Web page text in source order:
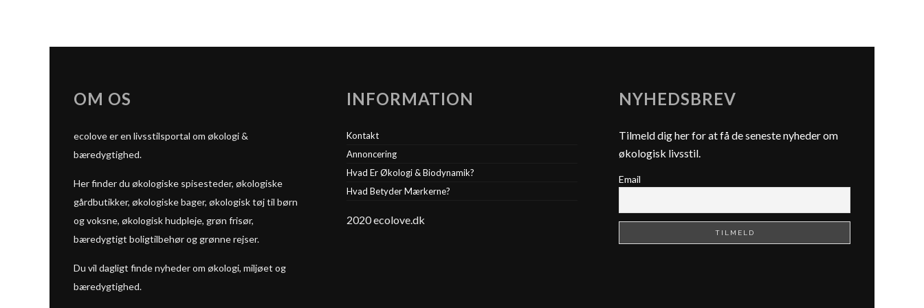
OM OS
ecolove er en livsstilsportal om økologi &
bæredygtighed.
Her finder du økologiske spisesteder, økologiske
gårdbutikker, økologiske bager, økologisk tøj til børn
og voksne, økologisk hudpleje, grøn frisør,
bæredygtigt boligtilbehør og grønne rejser.
Du vil dagligt finde nyheder om økologi, miljøet og
bæredygtighed.
INFORMATION
Kontakt
Annoncering
Hvad Er Økologi & Biodynamik?
Hvad Betyder Mærkerne?
2020 ecolove.dk
NYHEDSBREV
Tilmeld dig her for at få de seneste nyheder om
økologisk livsstil.
Email